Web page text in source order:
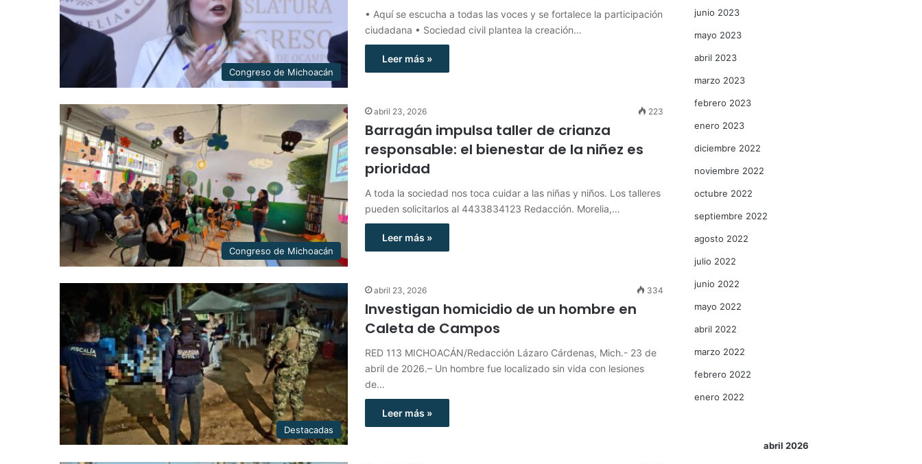
Congreso de Michoacán
• Aquí se escucha a todas las voces y se fortalece la participación
ciudadana • Sociedad civil plantea la creación…
Leer más »
Congreso de Michoacán
abril 23, 2026 223
Barragán impulsa taller de crianza
responsable: el bienestar de la niñez es
prioridad
A toda la sociedad nos toca cuidar a las niñas y niños. Los talleres
pueden solicitarlos al 4433834123 Redacción. Morelia,…
Leer más »
Destacadas
abril 23, 2026 334
Investigan homicidio de un hombre en
Caleta de Campos
RED 113 MICHOACÁN/Redacción Lázaro Cárdenas, Mich.- 23 de
abril de 2026.– Un hombre fue localizado sin vida con lesiones
de…
Leer más »
junio 2023
mayo 2023
abril 2023
marzo 2023
febrero 2023
enero 2023
diciembre 2022
noviembre 2022
octubre 2022
septiembre 2022
agosto 2022
julio 2022
junio 2022
mayo 2022
abril 2022
marzo 2022
febrero 2022
enero 2022
abril 2026